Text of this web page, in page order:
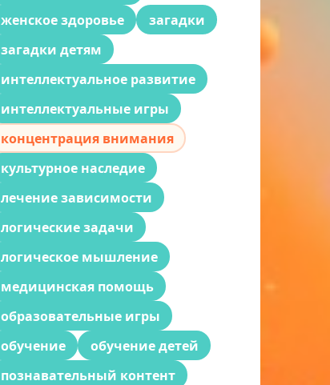
женское здоровье
загадки
загадки детям
интеллектуальное развитие
интеллектуальные игры
концентрация внимания
культурное наследие
лечение зависимости
логические задачи
логическое мышление
медицинская помощь
образовательные игры
обучение
обучение детей
познавательный контент